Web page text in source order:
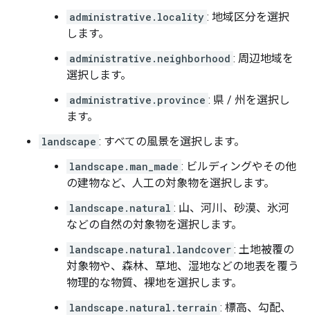
administrative.locality : 地域区分を選択
します。
administrative.neighborhood : 周辺地域を
選択します。
administrative.province : 県 / 州を選択し
ます。
landscape : すべての風景を選択します。
landscape.man_made : ビルディングやその他
の建物など、人工の対象物を選択します。
landscape.natural : 山、河川、砂漠、氷河
などの自然の対象物を選択します。
landscape.natural.landcover : 土地被覆の
対象物や、森林、草地、湿地などの地表を覆う
物理的な物質、裸地を選択します。
landscape.natural.terrain : 標高、勾配、